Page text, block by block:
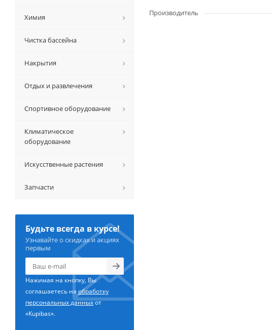
Производитель
Химия
Чистка бассейна
Накрытия
Отдых и развлечения
Спортивное оборудование
Климатическое
оборудование
Искусственные растения
Запчасти
Будьте всегда в курсе!
Узнавайте о скидках и акциях
первым
Нажимая на кнопку, Вы
соглашаетесь наобработку
персональных данныхот
«Kupibas».